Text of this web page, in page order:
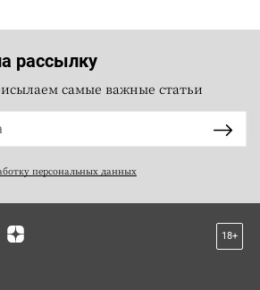
рассылку
самые важные статьи
персональных данных
18+